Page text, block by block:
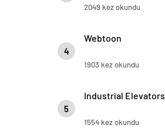
2049 kez okundu
4
Webtoon
1903 kez okundu
5
Industrial Elevators
1554 kez okundu